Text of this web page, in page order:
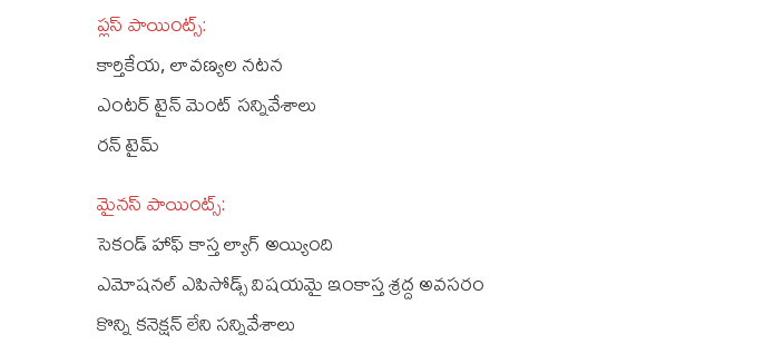
ప్లస్‌ పాయింట్స్:
కార్తికేయ, లావణ్యల నటన
ఎంటర్ టైన్‌ మెంట్ సన్నివేశాలు
రన్‌ టైమ్‌
మైనస్ పాయింట్స్‌:
సెకండ్ హాఫ్‌ కాస్త ల్యాగ్ అయ్యింది
ఎమోషనల్‌ ఎపిసోడ్స్‌ విషయమై ఇంకాస్త శ్రద్ద అవసరం
కొన్ని కనెక్షన్‌ లేని సన్నివేశాలు